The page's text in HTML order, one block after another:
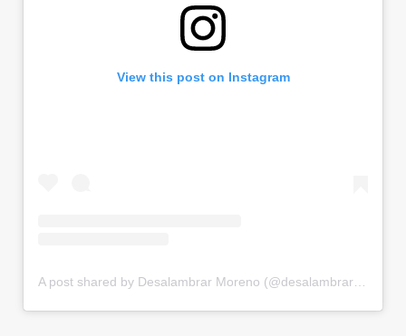
View this post on Instagram